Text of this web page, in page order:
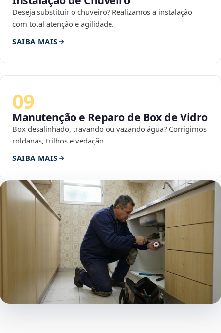
Deseja substituir o chuveiro? Realizamos a instalação
com total atenção e agilidade.
SAIBA MAIS
09
Manutenção e Reparo de Box de Vidro
Box desalinhado, travando ou vazando água? Corrigimos
roldanas, trilhos e vedação.
SAIBA MAIS